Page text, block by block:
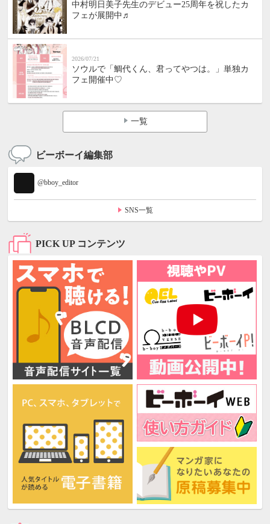
中村明日美子先生のデビュー25周年を祝したカ
フェが展開中♬
2026/07/21
ソウルで「鯛代くん、君ってやつは。」単独カ
フェ開催中♡
一覧
ビーボーイ編集部
@bboy_editor
SNS一覧
PICK UP コンテンツ